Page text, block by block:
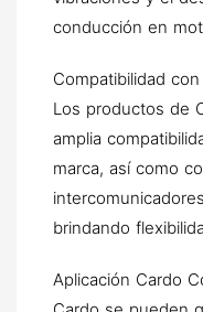
conducción en
Compatibilidad
Los productos de
amplia
marca, así como
brindando
Aplicación Cardo